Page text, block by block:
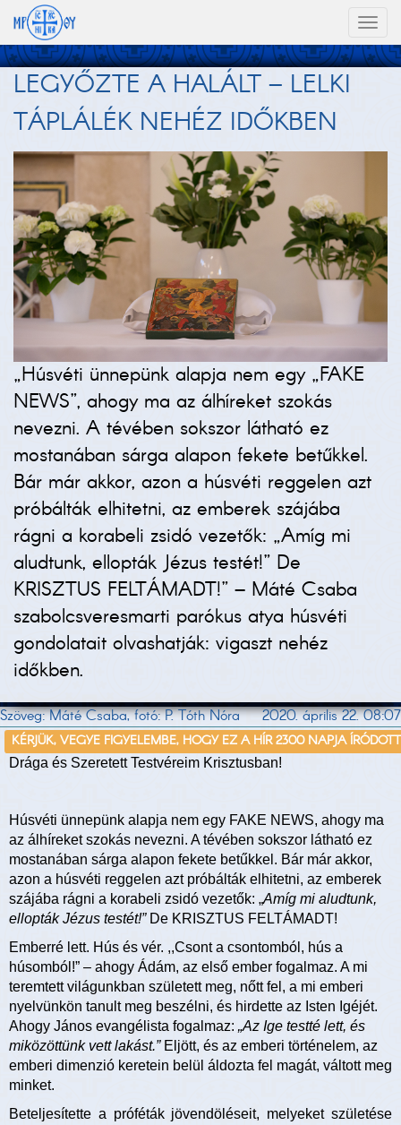
LEGYŐZTE A HALÁLT – LELKI
TÁPLÁLÉK NEHÉZ IDŐKBEN
„Húsvéti ünnepünk alapja nem egy „FAKE
NEWS”, ahogy ma az álhíreket szokás
nevezni. A tévében sokszor látható ez
mostanában sárga alapon fekete betűkkel.
Bár már akkor, azon a húsvéti reggelen azt
próbálták elhitetni, az emberek szájába
rágni a korabeli zsidó vezetők: „Amíg mi
aludtunk, ellopták Jézus testét!” De
KRISZTUS FELTÁMADT!” – Máté Csaba
szabolcsveresmarti parókus atya húsvéti
gondolatait olvashatják: vigaszt nehéz
időkben.
Szöveg: Máté Csaba, fotó: P. Tóth Nóra 2020. április 22. 08:07
KÉRJÜK, VEGYE FIGYELEMBE, HOGY EZ A HÍR 2300 NAPJA ÍRÓDOTT
Drága és Szeretett Testvéreim Krisztusban!
Húsvéti ünnepünk alapja nem egy FAKE NEWS, ahogy ma
az álhíreket szokás nevezni. A tévében sokszor látható ez
mostanában sárga alapon fekete betűkkel. Bár már akkor,
azon a húsvéti reggelen azt próbálták elhitetni, az emberek
szájába rágni a korabeli zsidó vezetők: „Amíg mi aludtunk,
ellopták Jézus testét!”De KRISZTUS FELTÁMADT!
Emberré lett. Hús és vér. ,,Csont a csontomból, hús a
húsomból!” – ahogy Ádám, az első ember fogalmaz. A mi
teremtett világunkban született meg, nőtt fel, a mi emberi
nyelvünkön tanult meg beszélni, és hirdette az Isten Igéjét.
Ahogy János evangélista fogalmaz: „Az Ige testté lett, és
miközöttünk vett lakást.”Eljött, és az emberi történelem, az
emberi dimenzió keretein belül áldozta fel magát, váltott meg
minket.
Beteljesítette a próféták jövendöléseit, melyeket születése